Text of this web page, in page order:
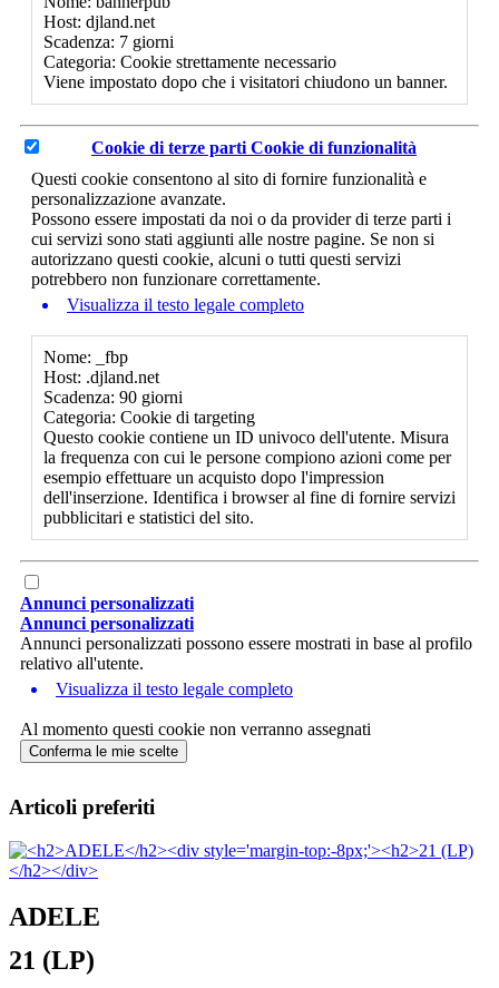
Host: djland.net
Scadenza: 7 giorni
Categoria: Cookie strettamente necessario
Viene impostato dopo che i visitatori chiudono un banner.
Cookie di terze parti Cookie di funzionalità
Questi cookie consentono al sito di fornire funzionalità e
personalizzazione avanzate.
Possono essere impostati da noi o da provider di terze parti i
cui servizi sono stati aggiunti alle nostre pagine. Se non si
autorizzano questi cookie, alcuni o tutti questi servizi
potrebbero non funzionare correttamente.
Visualizza il testo legale completo
Nome: _fbp
Host: .djland.net
Scadenza: 90 giorni
Categoria: Cookie di targeting
Questo cookie contiene un ID univoco dell'utente. Misura
la frequenza con cui le persone compiono azioni come per
esempio effettuare un acquisto dopo l'impression
dell'inserzione. Identifica i browser al fine di fornire servizi
pubblicitari e statistici del sito.
Annunci personalizzati
Annunci personalizzati
Annunci personalizzati possono essere mostrati in base al profilo
relativo all'utente.
Visualizza il testo legale completo
Al momento questi cookie non verranno assegnati
Conferma le mie scelte
Articoli preferiti
ADELE
21 (LP)